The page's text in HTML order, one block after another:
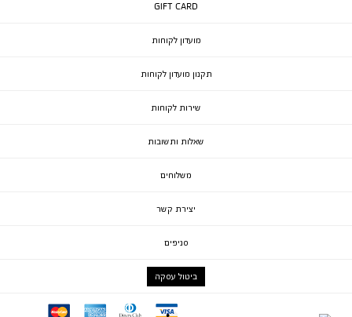
GIFT CARD
מועדון לקוחות
תקנון מועדון לקוחות
שירות לקוחות
שאלות ותשובות
משלוחים
יצירת קשר
סניפים
ביטול עסקה
visa
diners
ae
mc